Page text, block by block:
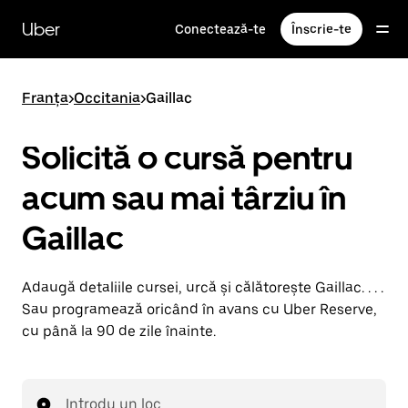
direct
conținutul
principal
Uber Conectează-te Înscrie-te
Franța>Occitania>Gaillac
Solicită o cursă pentru
acum sau mai târziu în
Gaillac
Adaugă detaliile cursei, urcă și călătorește Gaillac. . . .
Sau programează oricând în avans cu Uber Reserve,
cu până la 90 de zile înainte.
Introdu un loc